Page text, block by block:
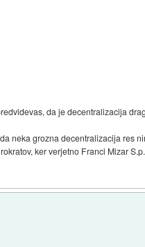
da je decentralizacija
neka grozna decentralizacija res
ker verjetno Franci Mizar